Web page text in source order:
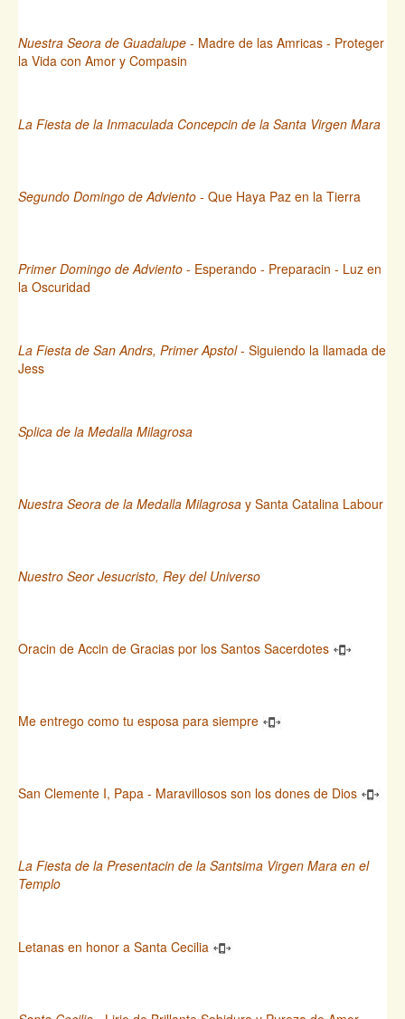
Nuestra Seora de Guadalupe - Madre de las Amricas - Proteger
la Vida con Amor y Compasin
La Fiesta de la Inmaculada Concepcin de la Santa Virgen Mara
Segundo Domingo de Adviento - Que Haya Paz en la Tierra
Primer Domingo de Adviento - Esperando - Preparacin - Luz en
la Oscuridad
La Fiesta de San Andrs, Primer Apstol- Siguiendo la llamada de
Jess
Splica de la Medalla Milagrosa
Nuestra Seora de la Medalla Milagrosa y Santa Catalina Labour
Nuestro Seor Jesucristo, Rey del Universo
Oracin de Accin de Gracias por los Santos Sacerdotes
Me entrego como tu esposa para siempre
San Clemente I, Papa - Maravillosos son los dones de Dios
La Fiesta de la Presentacin de la Santsima Virgen Mara en el
Templo
Letanas en honor a Santa Cecilia